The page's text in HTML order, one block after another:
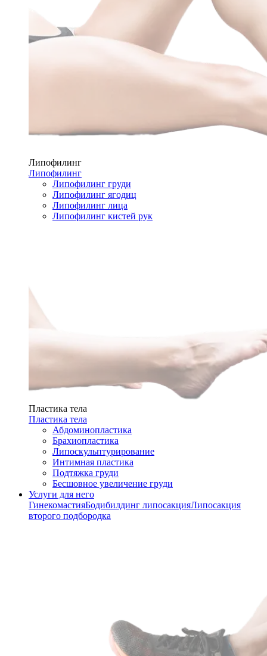
Липофилинг
Липофилинг
Липофилинг груди
Липофилинг ягодиц
Липофилинг лица
Липофилинг кистей рук
Пластика тела
Пластика тела
Абдоминопластика
Брахиопластика
Липоскульптурирование
Интимная пластика
Подтяжка груди
Бесшовное увеличение груди
Услуги для него
ГинекомастияБодибилдинг липосакцияЛипосакция
второго подбородка